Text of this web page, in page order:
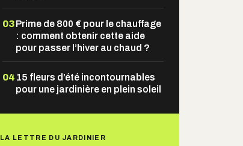
03Prime de 800 € pour le chauffage
: comment obtenir cette aide
pour passer l’hiver au chaud ?
04 15 fleurs d’été incontournables
pour une jardinière en plein soleil
LA LETTRE DU JARDINIER